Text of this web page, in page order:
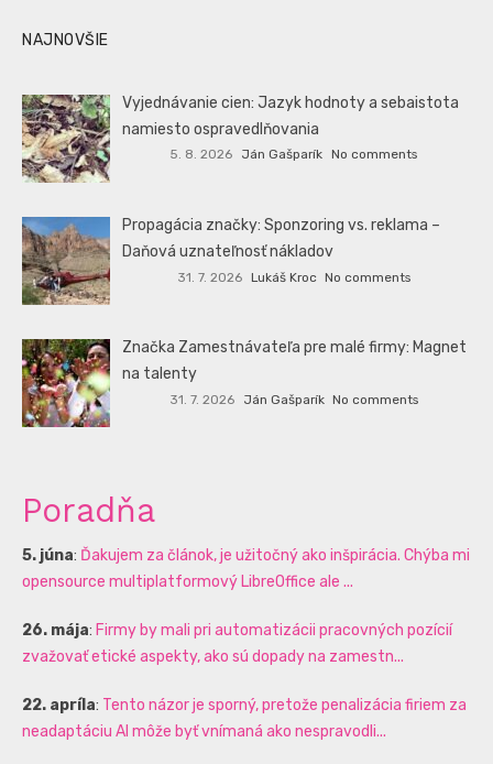
NAJNOVŠIE
Vyjednávanie cien: Jazyk hodnoty a sebaistota
namiesto ospravedlňovania
5. 8. 2026 Ján Gašparík No comments
Propagácia značky: Sponzoring vs. reklama –
Daňová uznateľnosť nákladov
31. 7. 2026 Lukáš Kroc No comments
Značka Zamestnávateľa pre malé firmy: Magnet
na talenty
31. 7. 2026 Ján Gašparík No comments
Poradňa
5. júna: Ďakujem za článok, je užitočný ako inšpirácia. Chýba mi
opensource multiplatformový LibreOffice ale ...
26. mája: Firmy by mali pri automatizácii pracovných pozícií
zvažovať etické aspekty, ako sú dopady na zamestn...
22. apríla: Tento názor je sporný, pretože penalizácia firiem za
neadaptáciu AI môže byť vnímaná ako nespravodli...